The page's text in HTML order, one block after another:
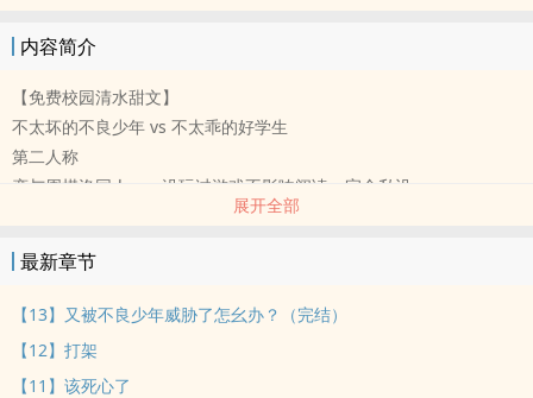
内容简介
【免费校园清水甜文】
不太坏的不良少年 vs 不太乖的好学生
第二人称
恋与周棋洛同人——没玩过游戏不影响阅读，完全私设
旧文了，在po上补个档，3万字左右完结
指路正在更新的另一篇文，这篇是有肉~
跪求多多收藏留言~
标签： BG / 同人 / 校园 / 甜文 / 女性向 /
展开全部
最新章节
【13】又被不良少年威胁了怎幺办？（完结）
【12】打架
【11】该死心了